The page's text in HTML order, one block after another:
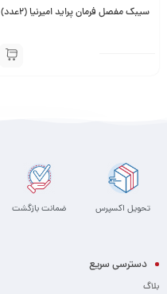
سیبک مفصل فرمان پراید امیرنیا (2عدد)
تحویل اکسپرس ضمانت بازگشت
دسترسی سریع
بلاگ